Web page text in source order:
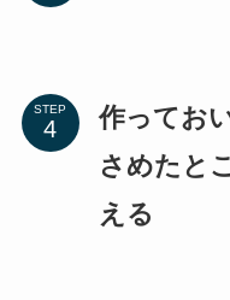
STEP
作ってお
さめたと
える